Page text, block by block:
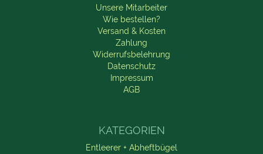
Unsere Mitarbeiter
Wie bestellen?
Versand & Kosten
Zahlung
Widerrufsbelehrung
Datenschutz
Impressum
AGB
KATEGORIEN
Entleerer + Abheftbügel